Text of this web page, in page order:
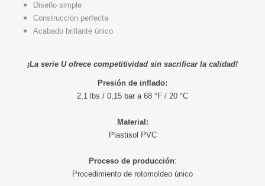
Diseño simple
Construcción perfecta
Acabado brillante único
¡La serie U ofrece competitividad sin sacrificar la calidad!
Presión de inflado:
2,1 lbs / 0,15 bar a 68 °F / 20 °C
Material:
Plastisol PVC
Proceso de producción:
Procedimiento de rotomoldeo único